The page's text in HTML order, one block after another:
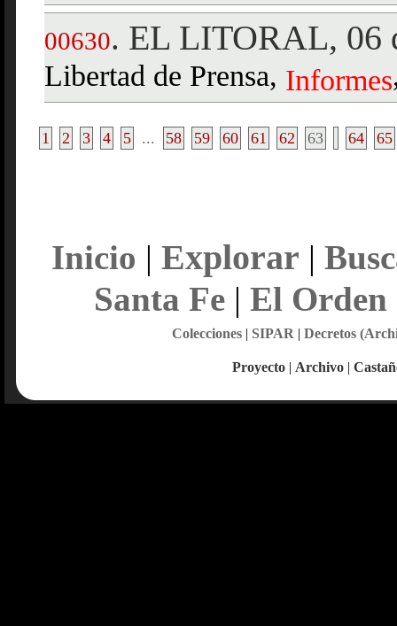
00630. EL LITORAL, 06
Libertad de Prensa, Informes
1 2 3 4 5 ... 58 59 60 61 62 63 64 65
Inicio | Explorar |
Santa Fe| El Orden
Colecciones| SIPAR | Decretos
Proyecto | Archivo |